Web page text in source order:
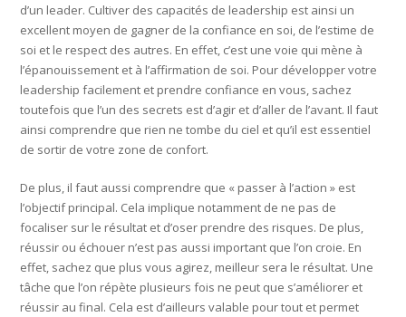
d’un leader. Cultiver des capacités de leadership est ainsi un
excellent moyen de gagner de la confiance en soi, de l’estime de
soi et le respect des autres. En effet, c’est une voie qui mène à
l’épanouissement et à l’affirmation de soi. Pour développer votre
leadership facilement et prendre confiance en vous, sachez
toutefois que l’un des secrets est d’agir et d’aller de l’avant. Il faut
ainsi comprendre que rien ne tombe du ciel et qu’il est essentiel
de sortir de votre zone de confort.
De plus, il faut aussi comprendre que « passer à l’action » est
l’objectif principal. Cela implique notamment de ne pas de
focaliser sur le résultat et d’oser prendre des risques. De plus,
réussir ou échouer n’est pas aussi important que l’on croie. En
effet, sachez que plus vous agirez, meilleur sera le résultat. Une
tâche que l’on répète plusieurs fois ne peut que s’améliorer et
réussir au final. Cela est d’ailleurs valable pour tout et permet